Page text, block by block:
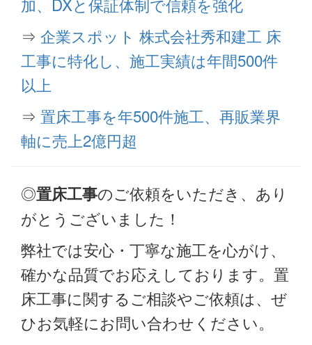
⇒ 企業スポット 株式会社秀和建工 床
工事に特化し、施工実績は年間500件
以上
⇒ 置床工事を年500件施工、再販業界
軸に売上2億円超
◎置床工事のご依頼をいただき、あり
がとうございました！
弊社では安心・丁寧な施工を心がけ、
確かな品質でお応えしております。置
床工事に関するご相談やご依頼は、ぜ
ひお気軽にお問い合わせください。